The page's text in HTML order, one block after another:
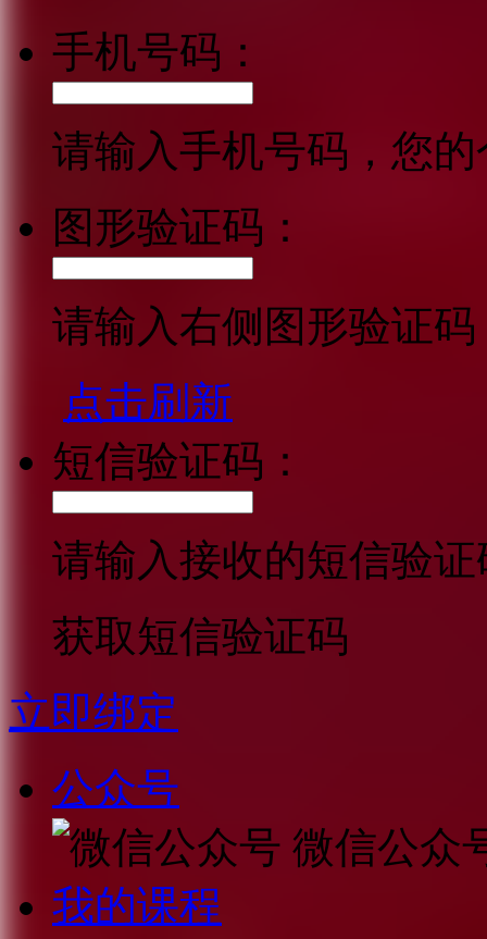
手机号码：
请输入手机号码，您
图形验证码：
请输入右侧图形验证码
点击刷新
短信验证码：
请输入接收的短信验证
获取短信验证码
立即绑定
公众号
微信公众
我的课程